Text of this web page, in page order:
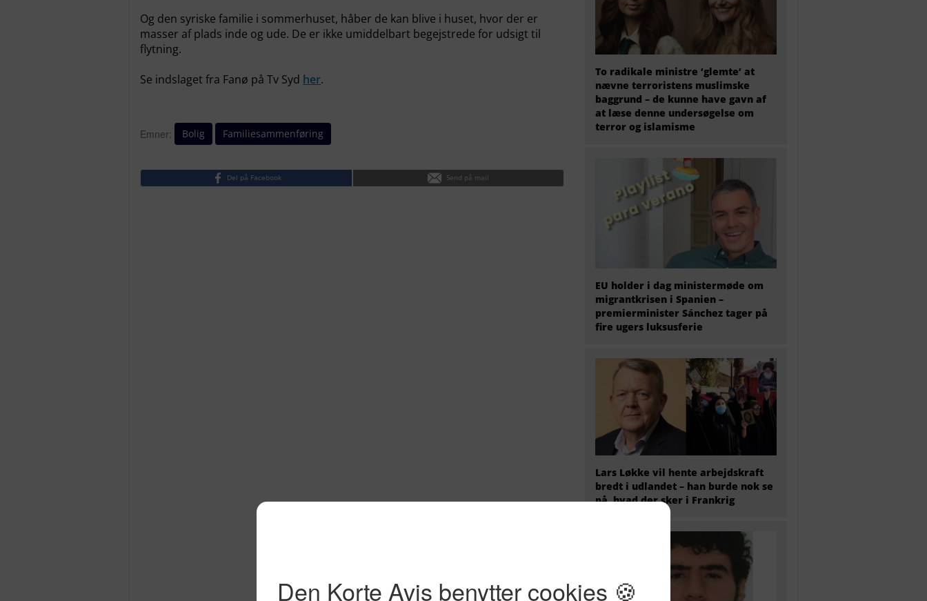
Og den syriske familie i sommerhuset, håber de kan blive i huset, hvor der er
masser af plads inde og ude. De er ikke umiddelbart begejstrede for udsigt til
flytning.
Se indslaget fra Fanø på Tv Syd her.
Emner: Bolig Familiesammenføring
Del på Facebook Send på mail
To radikale ministre ‘glemte’ at
nævne terroristens muslimske
baggrund – de kunne have gavn af
at læse denne undersøgelse om
terror og islamisme
EU holder i dag ministermøde om
migrantkrisen i Spanien –
premierminister Sánchez tager på
fire ugers luksusferie
Lars Løkke vil hente arbejdskraft
bredt i udlandet – han burde nok se
på, hvad der sker i Frankrig